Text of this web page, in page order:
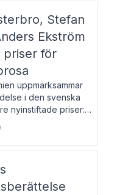
Stefan
Ekström
priser för
uppmärksammar
i den svenska
nyinstiftade priser:
pris till
av svensk
går till Magnus